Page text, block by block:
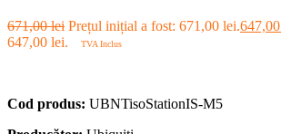
671,00lei Prețul inițial a fost: 671,00 lei.647,00
647,00 lei.
TVA Inclus
Cod produs: UBNTisoStationIS-M5